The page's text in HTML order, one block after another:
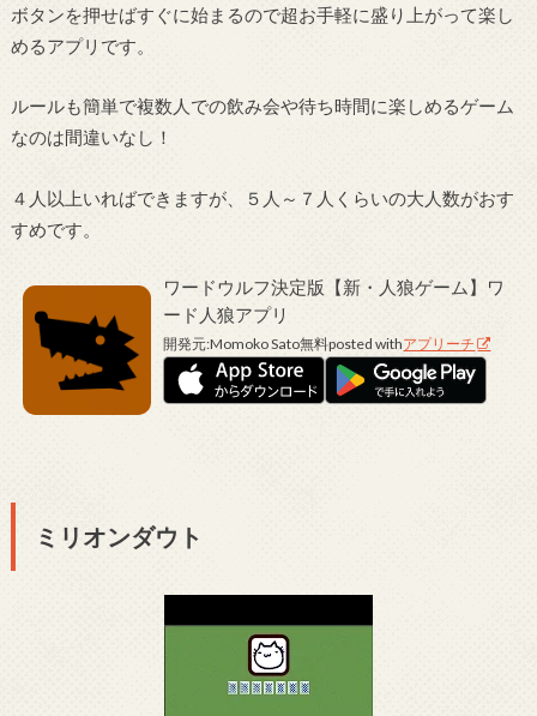
ボタンを押せばすぐに始まるので超お手軽に盛り上がって楽し
めるアプリです。
ルールも簡単で複数人での飲み会や待ち時間に楽しめるゲーム
なのは間違いなし！
４人以上いればできますが、５人～７人くらいの大人数がおす
すめです。
ワードウルフ決定版【新・人狼ゲーム】ワ
ード人狼アプリ
開発元:Momoko Sato無料posted withアプリーチ
ミリオンダウト